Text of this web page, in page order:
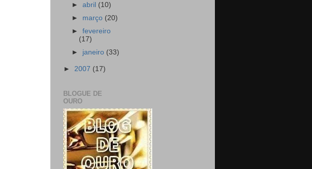
►abril (10)
► março (20)
►fevereiro
(17)
► janeiro (33)
► 2007 (17)
BLOGUE DE
OURO